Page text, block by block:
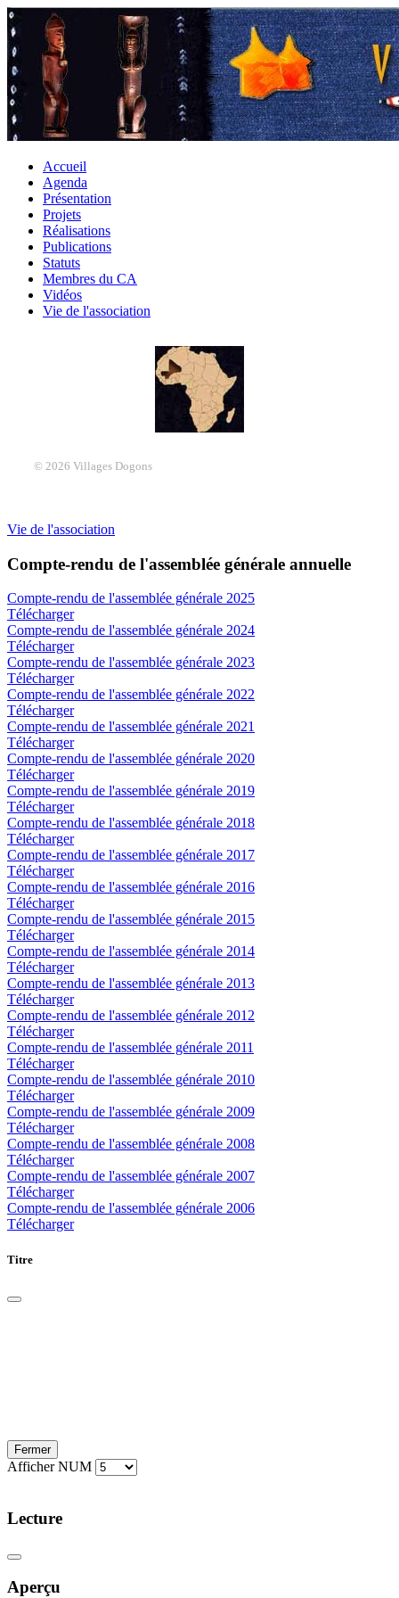
Accueil
Agenda
Présentation
Projets
Réalisations
Publications
Statuts
Membres du CA
Vidéos
Vie de l'association
© 2026 Villages Dogons
Vie de l'association
Compte-rendu de l'assemblée générale annuelle
Compte-rendu de l'assemblée générale 2025
Télécharger
Compte-rendu de l'assemblée générale 2024
Télécharger
Compte-rendu de l'assemblée générale 2023
Télécharger
Compte-rendu de l'assemblée générale 2022
Télécharger
Compte-rendu de l'assemblée générale 2021
Télécharger
Compte-rendu de l'assemblée générale 2020
Télécharger
Compte-rendu de l'assemblée générale 2019
Télécharger
Compte-rendu de l'assemblée générale 2018
Télécharger
Compte-rendu de l'assemblée générale 2017
Télécharger
Compte-rendu de l'assemblée générale 2016
Télécharger
Compte-rendu de l'assemblée générale 2015
Télécharger
Compte-rendu de l'assemblée générale 2014
Télécharger
Compte-rendu de l'assemblée générale 2013
Télécharger
Compte-rendu de l'assemblée générale 2012
Télécharger
Compte-rendu de l'assemblée générale 2011
Télécharger
Compte-rendu de l'assemblée générale 2010
Télécharger
Compte-rendu de l'assemblée générale 2009
Télécharger
Compte-rendu de l'assemblée générale 2008
Télécharger
Compte-rendu de l'assemblée générale 2007
Télécharger
Compte-rendu de l'assemblée générale 2006
Télécharger
Titre
Fermer
Afficher NUM
Lecture
Aperçu